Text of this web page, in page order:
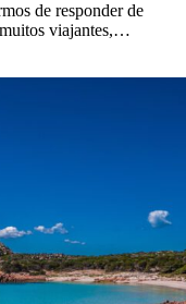
de responder de
viajantes,…